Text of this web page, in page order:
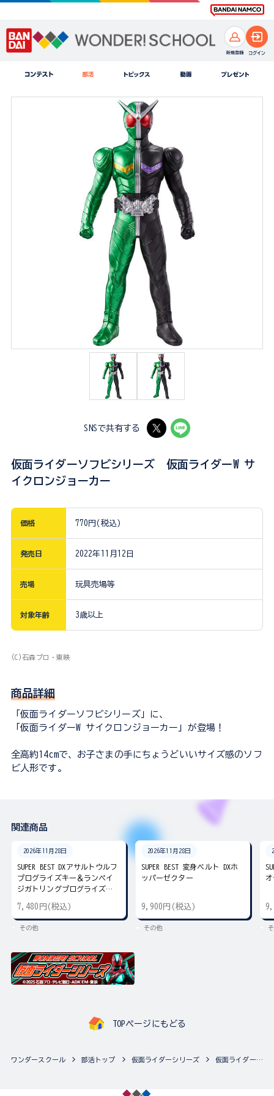
SNSで共有する
仮面ライダーソフビシリーズ 仮面ライダーW サ
イクロンジョーカー
価格 770円(税込)
発売日 2022年11月12日
売場 玩具売場等
対象年齢 3歳以上
(C)石森プロ・東映
商品詳細
「仮面ライダーソフビシリーズ」に、
「仮面ライダーW サイクロンジョーカー」が登場！
全高約14cmで、お子さまの手にちょうどいいサイズ感のソフ
ビ人形です。
関連商品
2026年11月28日
SUPER BEST DXアサルトウルフ
プログライズキー＆ランペイ
ジガトリングプログライズキ
7,480円(税込)
その他
2026年11月28日
SUPER BEST 変身ベルト DXホ
ッパーゼクター
9,900円(税込)
その他
TOPページにもどる
ワンダースクール 部活トップ 仮面ライダーシリーズ 仮面ライダーシリーズの最新商品一覧